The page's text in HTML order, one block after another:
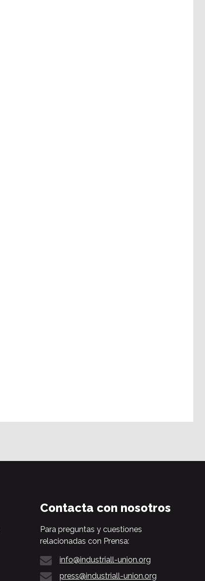
Contacta con nosotros
Para preguntas y cuestiones
relacionadas con Prensa:
info@industriall-union.org
press@industriall-union.org